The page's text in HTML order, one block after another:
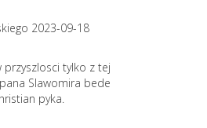
2023-09-18
tylko z tej
Slawomira bede
pyka.